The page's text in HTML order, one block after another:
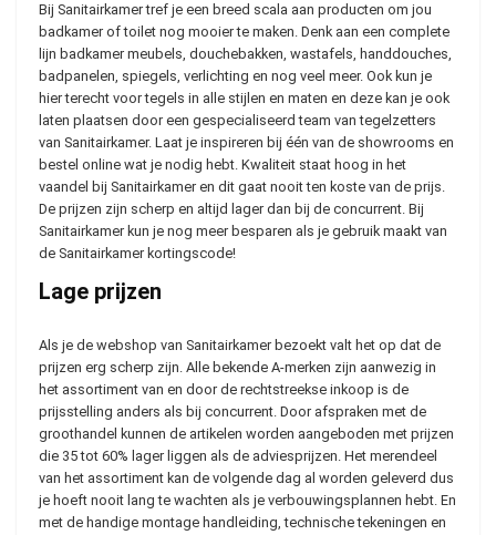
Bij Sanitairkamer tref je een breed scala aan producten om jou
badkamer of toilet nog mooier te maken. Denk aan een complete
lijn badkamer meubels, douchebakken, wastafels, handdouches,
badpanelen, spiegels, verlichting en nog veel meer. Ook kun je
hier terecht voor tegels in alle stijlen en maten en deze kan je ook
laten plaatsen door een gespecialiseerd team van tegelzetters
van Sanitairkamer. Laat je inspireren bij één van de showrooms en
bestel online wat je nodig hebt. Kwaliteit staat hoog in het
vaandel bij Sanitairkamer en dit gaat nooit ten koste van de prijs.
De prijzen zijn scherp en altijd lager dan bij de concurrent. Bij
Sanitairkamer kun je nog meer besparen als je gebruik maakt van
de Sanitairkamer kortingscode!
Lage prijzen
Als je de webshop van Sanitairkamer bezoekt valt het op dat de
prijzen erg scherp zijn. Alle bekende A-merken zijn aanwezig in
het assortiment van en door de rechtstreekse inkoop is de
prijsstelling anders als bij concurrent. Door afspraken met de
groothandel kunnen de artikelen worden aangeboden met prijzen
die 35 tot 60% lager liggen als de adviesprijzen. Het merendeel
van het assortiment kan de volgende dag al worden geleverd dus
je hoeft nooit lang te wachten als je verbouwingsplannen hebt. En
met de handige montage handleiding, technische tekeningen en